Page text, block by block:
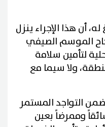
أن هذا الإجراء ينزل
الموسم الصيفي
لتأمين سلامة
ولا سيما مع
التواجد المستمر
وممرضاً بعين